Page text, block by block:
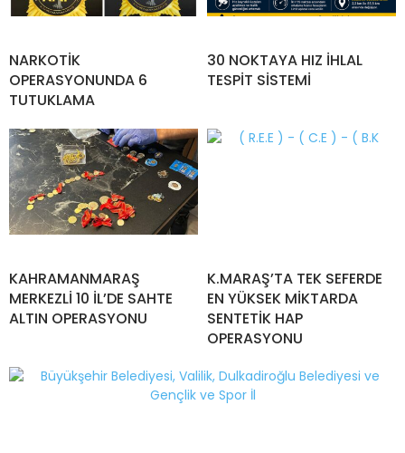
NARKOTİK
OPERASYONUNDA 6
TUTUKLAMA
30 NOKTAYA HIZ İHLAL
TESPİT SİSTEMİ
KAHRAMANMARAŞ
MERKEZLİ 10 İL’DE SAHTE
ALTIN OPERASYONU
K.MARAŞ’TA TEK SEFERDE
EN YÜKSEK MİKTARDA
SENTETİK HAP
OPERASYONU